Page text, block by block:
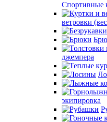
Спортивные
ветровки
джемпера
экипировка